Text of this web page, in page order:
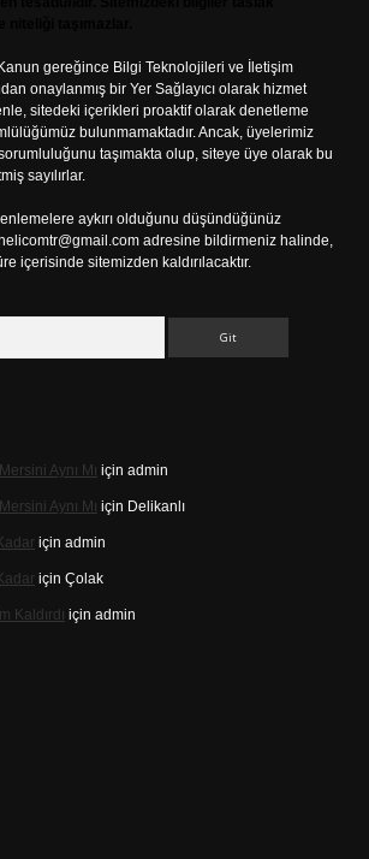
gereğince Bilgi Teknolojileri ve İletişim
onaylanmış bir Yer Sağlayıcı olarak hizmet
sitedeki içerikleri proaktif olarak denetleme
bulunmamaktadır. Ancak, üyelerimiz
taşımakta olup, siteye üye olarak bu
sayılırlar.
aykırı olduğunu düşündüğünüz
adresine bildirmeniz halinde,
içerisinde sitemizden kaldırılacaktır.
Aynı Mı için admin
Aynı Mı için Delikanlı
için admin
için Çolak
Kaldırdı için admin